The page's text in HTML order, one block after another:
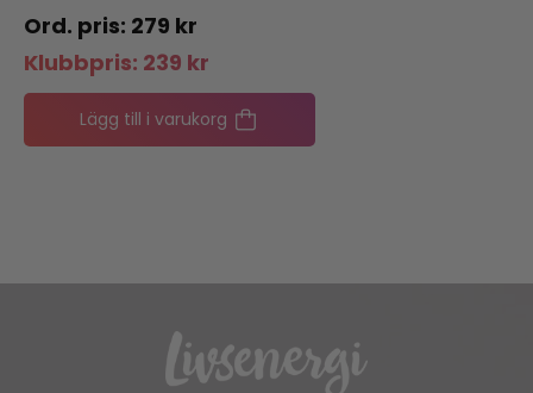
279 kr
Klubbpris: 239 kr
Lägg till i varukorg